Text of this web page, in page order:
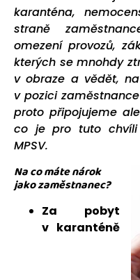
karanténa,
straně
omezení provozů,
kterých se mnohdy
v obraze a vědět,
v pozici
proto připojujeme
co je pro tuto chvíli
MPSV.
Na co máte nárok
jako zaměstnanec?
Za pobyt
v karanténě